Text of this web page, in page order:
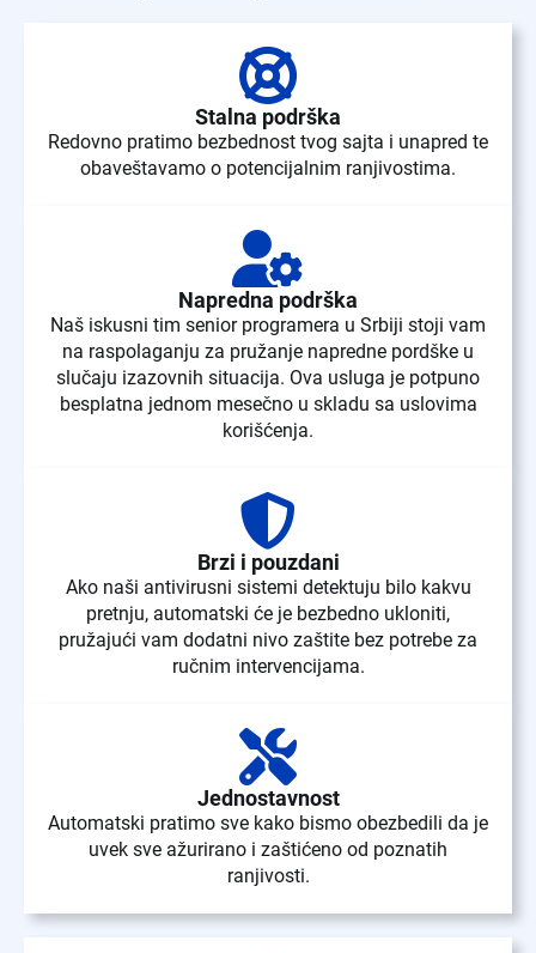
Stalna podrška
Redovno pratimo bezbednost tvog sajta i unapred te
obaveštavamo o potencijalnim ranjivostima.
Napredna podrška
Naš iskusni tim senior programera u Srbiji stoji vam
na raspolaganju za pružanje napredne pordške u
slučaju izazovnih situacija. Ova usluga je potpuno
besplatna jednom mesečno u skladu sa uslovima
korišćenja.
Brzi i pouzdani
Ako naši antivirusni sistemi detektuju bilo kakvu
pretnju, automatski će je bezbedno ukloniti,
pružajući vam dodatni nivo zaštite bez potrebe za
ručnim intervencijama.
Jednostavnost
Automatski pratimo sve kako bismo obezbedili da je
uvek sve ažurirano i zaštićeno od poznatih
ranjivosti.